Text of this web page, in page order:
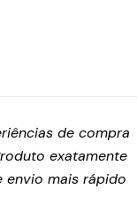
de compra
exatamente
envio mais rápido